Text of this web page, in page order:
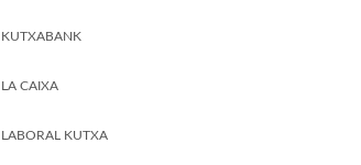
KUTXABANK
LA CAIXA
LABORAL KUTXA